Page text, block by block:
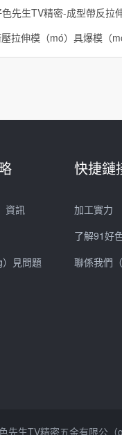
先生TV精密-成型帶反拉
拉伸模（mó）具爆模（
資訊
見問題
快捷鏈
加工實力
了解91好
聯係我們（
先生TV精密五金有限公（